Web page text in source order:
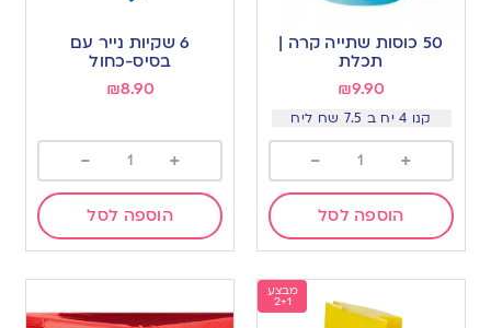
to
50 כוסות שתייה קרה |
תכלת
₪9.90
קנו 4 יח ב 7.5 שח ליח
+
-
הוספה לסל
wishlist
6 שקיות נייר עם
בסיס-כחול
₪8.90
+
-
הוספה לסל
מבצע
2+1